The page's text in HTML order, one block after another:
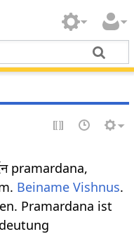
pramardana,
Beiname Vishnus.
Pramardana ist